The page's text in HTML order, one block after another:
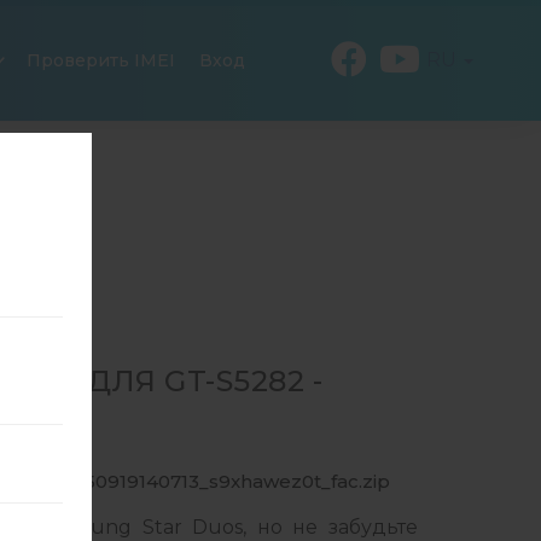
Проверить IMEI Вход
ДЛЯ GT-S5282 -
Samsung Star Duos, но не забудьте